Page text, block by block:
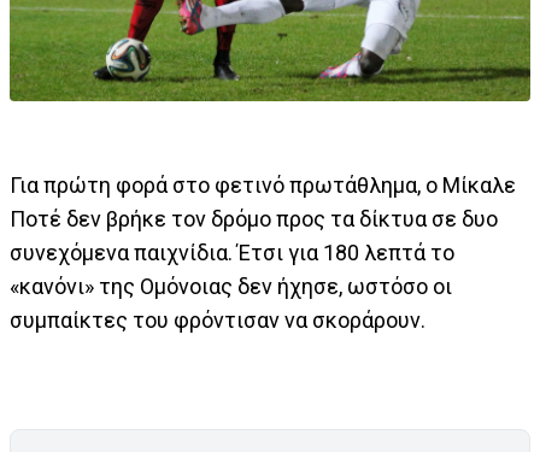
Για πρώτη φορά στο φετινό πρωτάθλημα, ο Μίκαλε
Ποτέ δεν βρήκε τον δρόμο προς τα δίκτυα σε δυο
συνεχόμενα παιχνίδια. Έτσι για 180 λεπτά το
«κανόνι» της Ομόνοιας δεν ήχησε, ωστόσο οι
συμπαίκτες του φρόντισαν να σκοράρουν.